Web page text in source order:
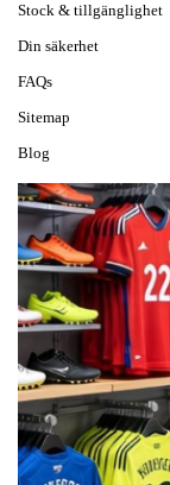
Stock & tillgänglighet
Din säkerhet
FAQs
Sitemap
Blog